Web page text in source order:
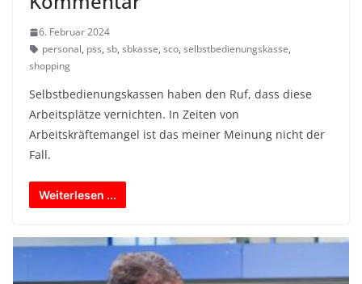
6. Februar 2024
personal, pss, sb, sbkasse, sco, selbstbedienungskasse,
shopping
Selbstbedienungskassen haben den Ruf, dass diese
Arbeitsplätze vernichten. In Zeiten von
Arbeitskräftemangel ist das meiner Meinung nicht der
Fall.
Weiterlesen ...